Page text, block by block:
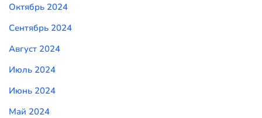
Октябрь 2024
Сентябрь 2024
Август 2024
Июль 2024
Июнь 2024
Май 2024